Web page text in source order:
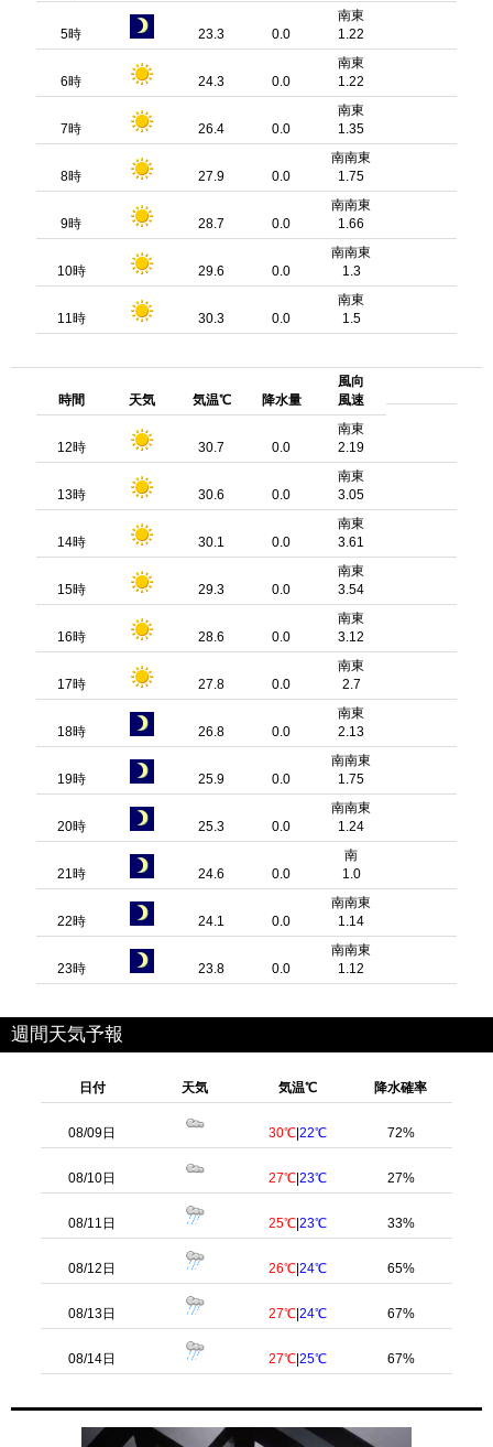
5時 23.3 0.0
南東
1.22
6時 24.3 0.0
南東
1.22
7時 26.4 0.0
南東
1.35
8時 27.9 0.0
南南東
1.75
9時 28.7 0.0
南南東
1.66
10時 29.6 0.0
南南東
1.3
11時 30.3 0.0
南東
1.5
時間 天気 気温℃ 降水量
風向
風速
12時 30.7 0.0
南東
2.19
13時 30.6 0.0
南東
3.05
14時 30.1 0.0
南東
3.61
15時 29.3 0.0
南東
3.54
16時 28.6 0.0
南東
3.12
17時 27.8 0.0
南東
2.7
18時 26.8 0.0
南東
2.13
19時 25.9 0.0
南南東
1.75
20時 25.3 0.0
南南東
1.24
21時 24.6 0.0
南
1.0
22時 24.1 0.0
南南東
1.14
23時 23.8 0.0
南南東
1.12
週間天気予報
日付 天気 気温℃ 降水確率
08/09日 30℃ |22℃ 72%
08/10日 27℃ |23℃ 27%
08/11日 25℃ |23℃ 33%
08/12日 26℃ |24℃ 65%
08/13日 27℃ |24℃ 67%
08/14日 27℃ |25℃ 67%